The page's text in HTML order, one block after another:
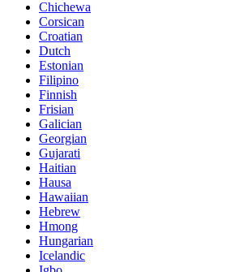
Chichewa
Corsican
Croatian
Dutch
Estonian
Filipino
Finnish
Frisian
Galician
Georgian
Gujarati
Haitian
Hausa
Hawaiian
Hebrew
Hmong
Hungarian
Icelandic